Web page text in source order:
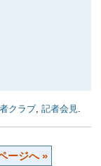
クラブ, 記者会見.
ージへ »